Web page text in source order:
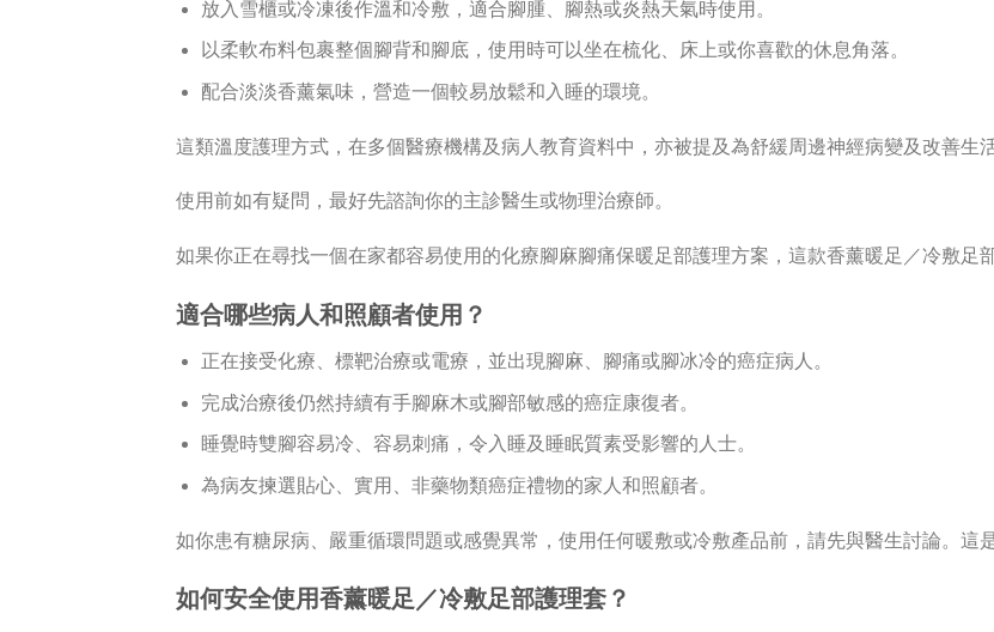
放入雪櫃或冷凍後作溫和冷敷，適合腳腫、腳熱或炎熱天氣時使用。
以柔軟布料包裹整個腳背和腳底，使用時可以坐在梳化、床上或你喜歡的休息角落。
配合淡淡香薰氣味，營造一個較易放鬆和入睡的環境。
這類溫度護理方式，在多個醫療機構及病人教育資料中，亦被提及為舒緩周邊神經病變及改善生
使用前如有疑問，最好先諮詢你的主診醫生或物理治療師。
如果你正在尋找一個在家都容易使用的化療腳麻腳痛保暖足部護理方案，這款香薰暖足／冷敷足
適合哪些病人和照顧者使用？
正在接受化療、標靶治療或電療，並出現腳麻、腳痛或腳冰冷的癌症病人。
完成治療後仍然持續有手腳麻木或腳部敏感的癌症康復者。
睡覺時雙腳容易冷、容易刺痛，令入睡及睡眠質素受影響的人士。
為病友揀選貼心、實用、非藥物類癌症禮物的家人和照顧者。
如你患有糖尿病、嚴重循環問題或感覺異常，使用任何暖敷或冷敷產品前，請先與醫生討論。這
如何安全使用香薰暖足／冷敷足部護理套？